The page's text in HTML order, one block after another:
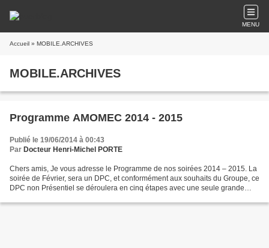
MENU
Accueil » MOBILE.ARCHIVES
MOBILE.ARCHIVES
Programme AMOMEC 2014 - 2015
Publié le 19/06/2014 à 00:43
Par Docteur Henri-Michel PORTE
Chers amis, Je vous adresse le Programme de nos soirées 2014 – 2015. La
soirée de Février, sera un DPC, et conformément aux souhaits du Groupe, ce
DPC non Présentiel se déroulera en cinq étapes avec une seule grande